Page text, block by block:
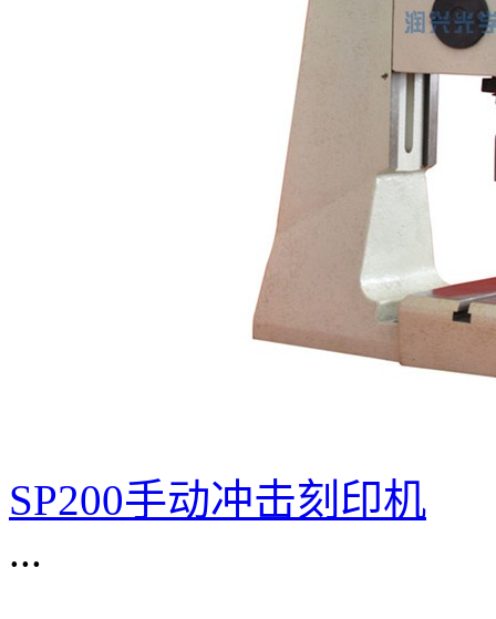
SP200手动冲击刻印机
...